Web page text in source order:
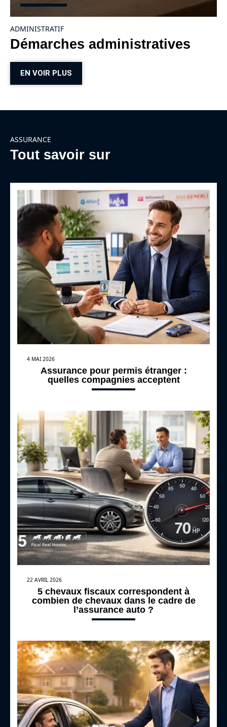
ADMINISTRATIF
Démarches administratives
EN VOIR PLUS
ASSURANCE
Tout savoir sur
4 MAI 2026
Assurance pour permis étranger :
quelles compagnies acceptent
22 AVRIL 2026
5 chevaux fiscaux correspondent à
combien de chevaux dans le cadre de
l’assurance auto ?